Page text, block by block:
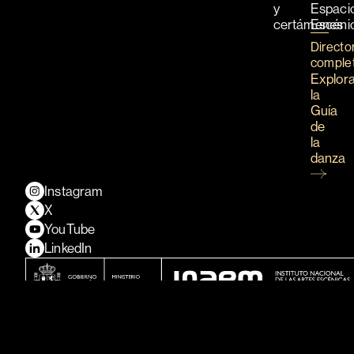
y
certámenes
la
Guía
de
la
danza
Instagram
X
YouTube
LinkedIn